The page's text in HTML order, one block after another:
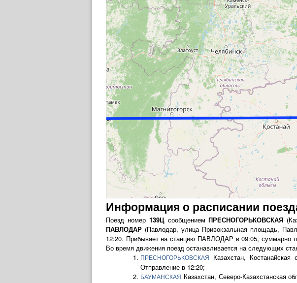
Информация о расписании
Поезд номер 139ЦсообщениемПРЕСНОГОРЬКОВСКАЯ
ПАВЛОДАР (Павлодар, улица Привокзальная площадь,
12:20. Прибывает на станцию ПАВЛОДАР в 09:05, суммарно
Во время движения поезд останавливается на следующих
ПРЕСНОГОРЬКОВСКАЯ
Казахстан,
Отправление в 12:20;
БАУМАНСКАЯ Казахстан, Северо-